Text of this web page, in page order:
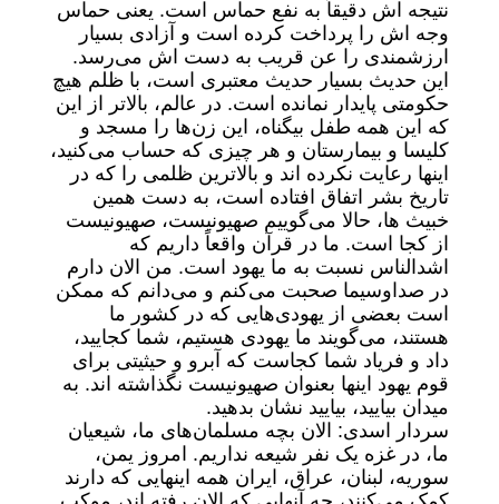
نتیجه اش دقیقاً به نفع حماس است. یعنی حماس
وجه اش را پرداخت کرده است و آزادی بسیار
ارزشمندی را عن قریب به دست اش می‌رسد.
این حدیث بسیار حدیث معتبری است، با ظلم هیچ
حکومتی پایدار نمانده است. در عالم، بالاتر از این
که این همه طفل بیگناه، این زن‌ها را مسجد و
کلیسا و بیمارستان و هر چیزی که حساب می‌کنید،
اینها رعایت نکرده اند و بالاترین ظلمی را که در
تاریخ بشر اتفاق افتاده است، به دست همین
خبیث ها، حالا می‌گوییم صهیونیست، صهیونیست
از کجا است. ما در قرآن واقعاً داریم که
اشدالناس نسبت به ما یهود است. من الان دارم
در صداوسیما صحبت می‌کنم و می‌دانم که ممکن
است بعضی از یهودی‌هایی که در کشور ما
هستند، می‌گویند ما یهودی هستیم، شما کجایید،
داد و فریاد شما کجاست که آبرو و حیثیتی برای
قوم یهود اینها بعنوان صهیونیست نگذاشته اند. به
میدان بیایید، بیایید نشان بدهید.
سردار اسدی: الان بچه مسلمان‌های ما، شیعیان
ما، در غزه یک نفر شیعه نداریم. امروز یمن،
سوریه، لبنان، عراق، ایران همه اینهایی که دارند